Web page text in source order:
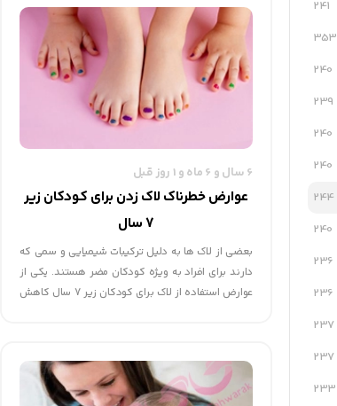
241
353
240
239
240
240
244
240
236
236
237
237
233
غلط و خودسرانه شروع به مصرف داروهای مختلف
می‏کنند که ممکن است عوارض خطرناکی در پی داشته
باشد.
6 سال و 6 ماه و 1 روز قبل
عوارض خطرناک لاک زدن برای کودکان زیر
7 سال
بعضی از لاک ها به دلیل ترکیبات شیمیایی و سمی که
دارند برای افراد به ویژه کودکان مضر هستند. یکی از
عوارض استفاده از لاک برای کودکان زیر 7 سال کاهش
شیرین می‌شود.